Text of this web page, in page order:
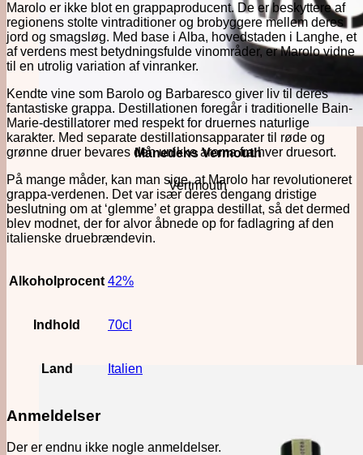
Månedens Vermouth
Vertmouth
Marolo er ikke blot en grappaproducent. De er beskyttere af
regionens stolte vintraditioner og brobyggere mellem deres
jord og smagsløg. Med base i Alba, hovedstaden i Langhe, et
af verdens mest betydningsfulde vinområder, er Marolo vidne
til en utrolig variation af vinranker.
Kendte vine som Barolo og Barbaresco giver liv til deres
fantastiske grappa. Destillationen foregår i traditionelle Bain-
Marie-destillatorer med respekt for druernes naturlige
karakter. Med separate destillationsapparater til røde og
grønne druer bevares den unikke aroma fra hver druesort.
På mange måder, kan man sige, at Marolo har revolutioneret
grappa-verdenen. Det var især deres dengang dristige
beslutning om at ‘glemme’ et grappa destillat, så det dermed
blev modnet, der for alvor åbnede op for fadlagring af den
italienske druebrændevin.
Alkoholprocent 42%
Indhold 70cl
Land Italien
Anmeldelser
Der er endnu ikke nogle anmeldelser.